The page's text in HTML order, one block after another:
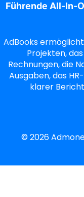
Führende All-In-
AdBooks
Projekten,
Rechnungen, die
Ausgaben, das
klarer
©2026